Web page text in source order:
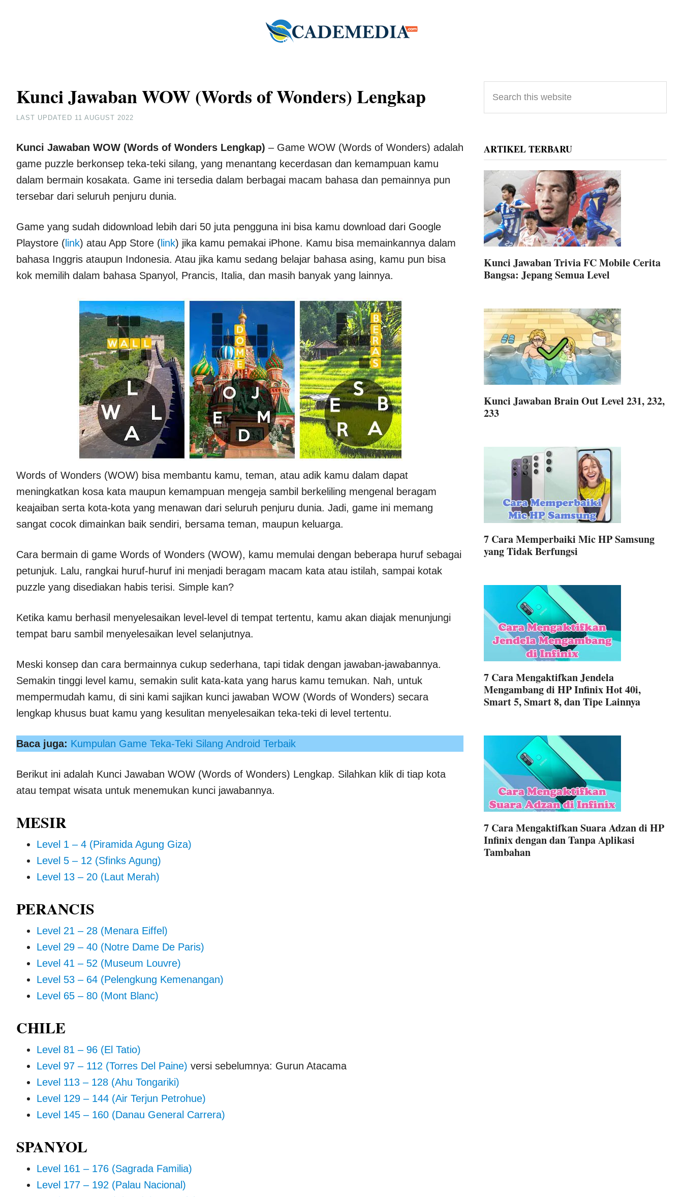
Kunci Jawaban WOW (Words of Wonders) Lengkap
LAST UPDATED 11 AUGUST 2022
Kunci Jawaban WOW (Words of Wonders Lengkap) – Game WOW (Words of Wonders) adalah
game puzzle berkonsep teka-teki silang, yang menantang kecerdasan dan kemampuan kamu
dalam bermain kosakata. Game ini tersedia dalam berbagai macam bahasa dan pemainnya pun
tersebar dari seluruh penjuru dunia.
Game yang sudah didownload lebih dari 50 juta pengguna ini bisa kamu download dari Google
Playstore ( link) atau App Store ( link) jika kamu pemakai iPhone. Kamu bisa memainkannya dalam
bahasa Inggris ataupun Indonesia. Atau jika kamu sedang belajar bahasa asing, kamu pun bisa
kok memilih dalam bahasa Spanyol, Prancis, Italia, dan masih banyak yang lainnya.
Words of Wonders (WOW) bisa membantu kamu, teman, atau adik kamu dalam dapat
meningkatkan kosa kata maupun kemampuan mengeja sambil berkeliling mengenal beragam
keajaiban serta kota-kota yang menawan dari seluruh penjuru dunia. Jadi, game ini memang
sangat cocok dimainkan baik sendiri, bersama teman, maupun keluarga.
Cara bermain di game Words of Wonders (WOW), kamu memulai dengan beberapa huruf sebagai
petunjuk. Lalu, rangkai huruf-huruf ini menjadi beragam macam kata atau istilah, sampai kotak
puzzle yang disediakan habis terisi. Simple kan?
Ketika kamu berhasil menyelesaikan level-level di tempat tertentu, kamu akan diajak menunjungi
tempat baru sambil menyelesaikan level selanjutnya.
Meski konsep dan cara bermainnya cukup sederhana, tapi tidak dengan jawaban-jawabannya.
Semakin tinggi level kamu, semakin sulit kata-kata yang harus kamu temukan. Nah, untuk
mempermudah kamu, di sini kami sajikan kunci jawaban WOW (Words of Wonders) secara
lengkap khusus buat kamu yang kesulitan menyelesaikan teka-teki di level tertentu.
Baca juga: Kumpulan Game Teka-Teki Silang Android Terbaik
Berikut ini adalah Kunci Jawaban WOW (Words of Wonders) Lengkap. Silahkan klik di tiap kota
atau tempat wisata untuk menemukan kunci jawabannya.
MESIR
Level 1 – 4 (Piramida Agung Giza)
Level 5 – 12 (Sfinks Agung)
Level 13 – 20 (Laut Merah)
PERANCIS
Level 21 – 28 (Menara Eiffel)
Level 29 – 40 (Notre Dame De Paris)
Level 41 – 52 (Museum Louvre)
Level 53 – 64 (Pelengkung Kemenangan)
Level 65 – 80 (Mont Blanc)
CHILE
Level 81 – 96 (El Tatio)
Level 97 – 112 (Torres Del Paine) versi sebelumnya: Gurun Atacama
Level 113 – 128 (Ahu Tongariki)
Level 129 – 144 (Air Terjun Petrohue)
Level 145 – 160 (Danau General Carrera)
SPANYOL
Level 161 – 176 (Sagrada Familia)
Level 177 – 192 (Palau Nacional)
Primary
Sidebar
this
website
ARTIKEL TERBARU
Kunci Jawaban Trivia FC Mobile Cerita
Bangsa: Jepang Semua Level
Kunci Jawaban Brain Out Level 231, 232,
233
7 Cara Memperbaiki Mic HP Samsung
yang Tidak Berfungsi
7 Cara Mengaktifkan Jendela
Mengambang di HP Infinix Hot 40i,
Smart 5, Smart 8, dan Tipe Lainnya
7 Cara Mengaktifkan Suara Adzan di HP
Infinix dengan dan Tanpa Aplikasi
Tambahan